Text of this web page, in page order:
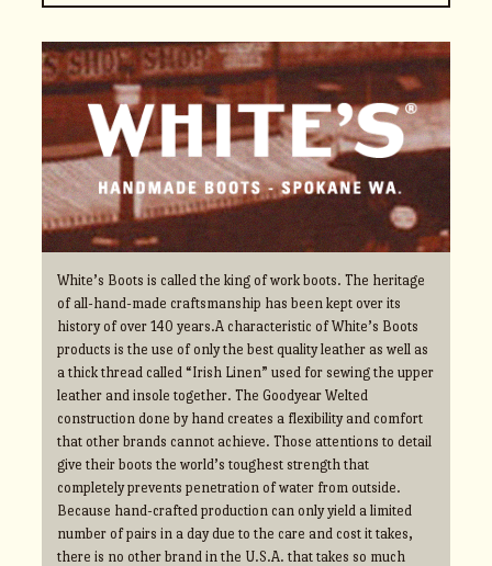
White’s Boots is called the king of work boots. The heritage
of all-hand-made craftsmanship has been kept over its
history of over 140 years.A characteristic of White’s Boots
products is the use of only the best quality leather as well as
a thick thread called “Irish Linen” used for sewing the upper
leather and insole together. The Goodyear Welted
construction done by hand creates a flexibility and comfort
that other brands cannot achieve. Those attentions to detail
give their boots the world’s toughest strength that
completely prevents penetration of water from outside.
Because hand-crafted production can only yield a limited
number of pairs in a day due to the care and cost it takes,
there is no other brand in the U.S.A. that takes so much